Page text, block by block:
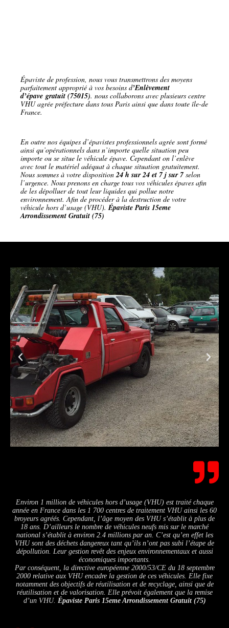
Épaviste de profession, nous vous transmettrons des moyens
parfaitement approprié à vos besoins d’Enlèvement
d’épave gratuit (75015). nous collaborons avec plusieurs centre
VHU agrée préfecture dans tous Paris ainsi que dans toute île-de
France.
En outre nos équipes d’épavistes professionnels agrée sont formé
ainsi qu’opérationnels dans n’importe quelle situation peu
importe ou se situe le véhicule épave. Cependant on l’enlève
avec tout le matériel adéquat à chaque situation gratuitement.
Nous sommes à votre disposition24 h sur 24 et 7 j sur 7selon
l’urgence. Nous prenons en charge tous vos véhicules épaves afin
de les dépolluer de tout leur liquides qui pollue notre
environnement. Afin de procéder à la destruction de votre
véhicule hors d’usage (VHU).Épaviste Paris 15eme
Arrondissement Gratuit (75)
Environ 1 million de véhicules hors d’usage (VHU) est traité chaque
année en France dans les 1 700 centres de traitement VHU ainsi les 60
broyeurs agréés. Cependant, l’âge moyen des VHU s’établit à plus de
18 ans. D’ailleurs le nombre de véhicules neufs mis sur le marché
national s’établit à environ 2.4 millions par an. C’est qu’en effet les
VHU sont des déchets dangereux tant qu’ils n’ont pas subi l’étape de
dépollution. Leur gestion revêt des enjeux environnementaux et aussi
économiques importants.
Par conséquent, la directive européenne 2000/53/CE du 18 septembre
2000 relative aux VHU encadre la gestion de ces véhicules. Elle fixe
notamment des objectifs de réutilisation et de recyclage, ainsi que de
réutilisation et de valorisation. Elle prévoit également que la remise
d’un VHU. Épaviste Paris 15eme Arrondissement Gratuit (75)